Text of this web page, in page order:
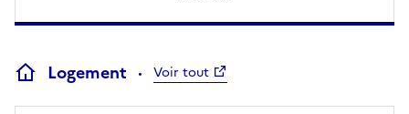
Logement Voir tout